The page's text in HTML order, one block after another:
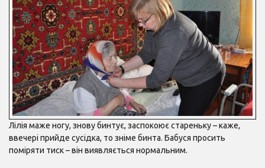
Лілія маже ногу, знову бинтує, заспокоює стареньку – каже,
ввечері прийде сусідка, то зніме бинта. Бабуся просить
поміряти тиск – він виявляється нормальним.